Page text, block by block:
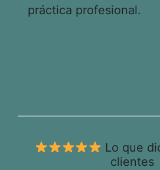
práctica profesional.
Lo que
clientes